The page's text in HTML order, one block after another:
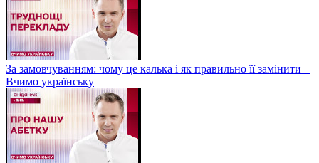
За замовчуванням: чому це калька і як правильно її замінити –
Вчимо українську